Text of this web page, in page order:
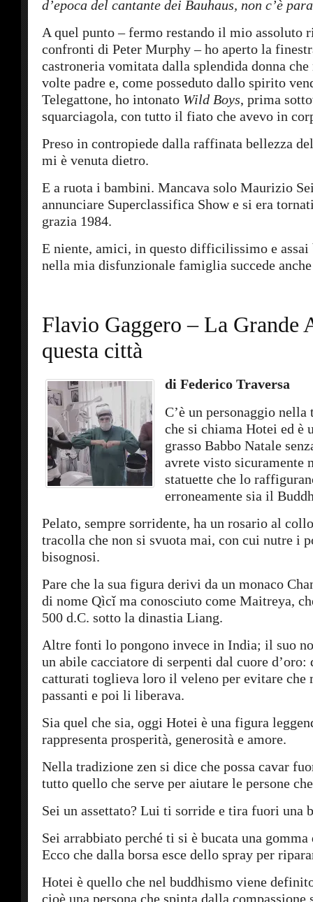
d’epoca del cantante dei Bauhaus, non c’è
A quel punto – fermo restando il mio assoluto
confronti di Peter Murphy – ho aperto la
castroneria vomitata dalla splendida donna che
volte padre e, come posseduto dallo spirito
Telegattone, ho intonato Wild Boys, prima
squarciagola, con tutto il fiato che avevo in
Preso in contropiede dalla raffinata bellezza
mi è venuta dietro.
E a ruota i bambini. Mancava solo Maurizio
annunciare Superclassifica Show e si era
grazia 1984.
E niente, amici, in questo difficilissimo e assai
nella mia disfunzionale famiglia succede
Flavio Gaggero – La Grande
questa città
di Federico Traversa
C’è un personaggio nella
che si chiama Hotei ed è
grasso Babbo Natale
avrete visto sicuramente
statuette che lo
erroneamente sia il
Pelato, sempre sorridente, ha un rosario al
tracolla che non si svuota mai, con cui nutre i
bisognosi.
Pare che la sua figura derivi da un monaco
di nome Qìcǐ ma conosciuto come Maitreya,
500 d.C. sotto la dinastia Liang.
Altre fonti lo pongono invece in India; il suo
un abile cacciatore di serpenti dal cuore d’oro:
catturati toglieva loro il veleno per evitare che
passanti e poi li liberava.
Sia quel che sia, oggi Hotei è una figura
rappresenta prosperità, generosità e amore.
Nella tradizione zen si dice che possa cavar
tutto quello che serve per aiutare le persone
Sei un assettato? Lui ti sorride e tira fuori una
Sei arrabbiato perché ti si è bucata una
Ecco che dalla borsa esce dello spray per
Hotei è quello che nel buddhismo viene
cioè una persona che spinta dalla compassione